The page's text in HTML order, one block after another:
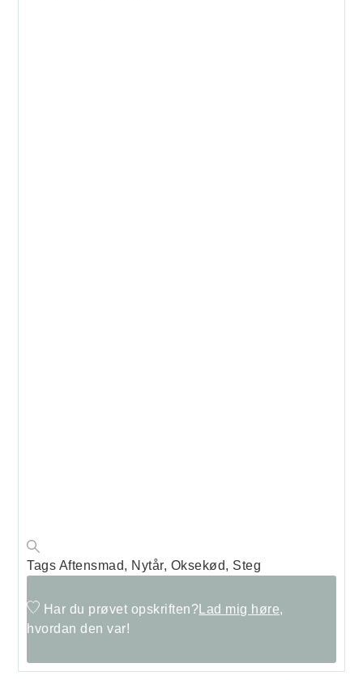
Tags Aftensmad, Nytår, Oksekød, Steg
Har du prøvet opskriften? Lad mig høre,
hvordan den var!